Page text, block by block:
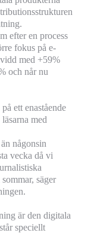
efter en process
fokus på e-
med +59%
och når nu
ett enastående
med
någonsin
vecka då vi
säger
är den digitala
speciellt